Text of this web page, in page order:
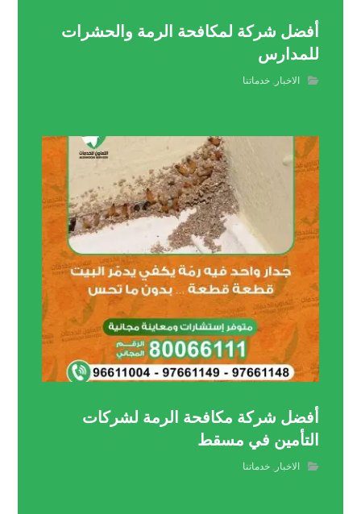
أفضل شركة لمكافحة الرمة والحشرات
للمدارس
الاخبار ,خدماتنا
أفضل شركة مكافحة الرمة لشركات
التأمين في مسقط
الاخبار ,خدماتنا